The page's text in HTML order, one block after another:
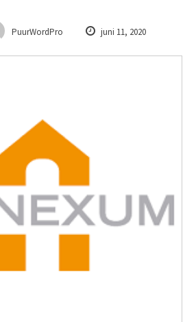
PuurWordPro juni 11, 2020